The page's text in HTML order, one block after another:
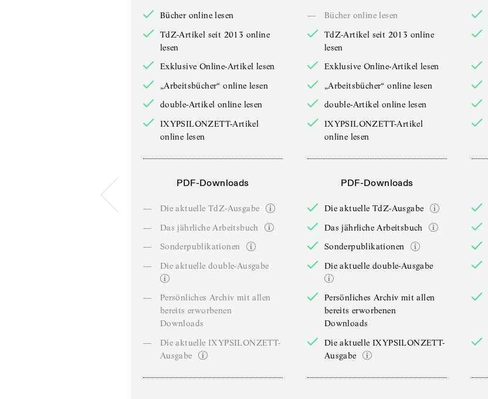
Bücher online lesen
TdZ-Artikel seit 2013 online
lesen
Exklusive Online-Artikel lesen
„Arbeitsbücher“ online lesen
double-Artikel online lesen
IXYPSILONZETT-Artikel
online lesen
PDF-Downloads
—
Die aktuelle TdZ-Ausgabe
—
Das jährliche Arbeitsbuch
—
Sonderpublikationen
—
Die aktuelle double-Ausgabe
—
Persönliches Archiv mit allen
bereits erworbenen
Downloads
—
Die aktuelle IXYPSILONZETT-
Ausgabe
—
Bücher online lesen
TdZ-Artikel seit 2013 online
lesen
Exklusive Online-Artikel lesen
„Arbeitsbücher“ online lesen
double-Artikel online lesen
IXYPSILONZETT-Artikel
online lesen
PDF-Downloads
Die aktuelle TdZ-Ausgabe
Das jährliche Arbeitsbuch
Sonderpublikationen
Die aktuelle double-Ausgabe
Persönliches Archiv mit allen
bereits erworbenen
Downloads
Die aktuelle IXYPSILONZETT-
Ausgabe